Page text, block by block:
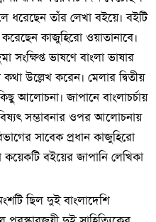
ধরেছেন তাঁর লেখা বইয়ে। বইটি
কাজুহিরো ওয়াতানাবে।
ভাষণে বাংলা ভাষার
উল্লেখ করেন। মেলার দ্বিতীয়
আলোচনা। জাপানে বাংলাচর্চায়
সম্ভাবনার ওপর আলোচনায়
সাবেক প্রধান কাজুহিরো
কয়েকটি বইয়ের জাপানি লেখিকা
ছিল দুই বাংলাদেশি